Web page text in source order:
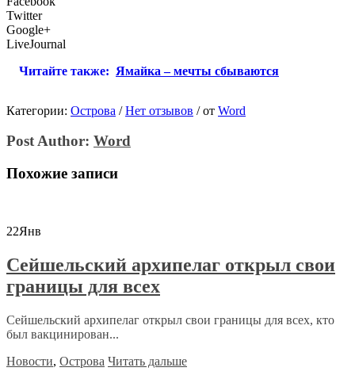
Twitter
Google+
LiveJournal
Читайте также: Ямайка – мечты сбываются
Категории: Острова / Нет отзывов /от Word
Post Author: Word
Похожие записи
22Янв
Сейшельский архипелаг открыл свои
границы для всех
Сейшельский архипелаг открыл свои границы для всех, кто
был вакцинирован...
Новости, Острова Читать дальше